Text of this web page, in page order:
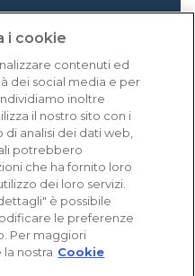
i cookie
contenuti ed
dei social media e per
inoltre
il nostro sito con i
analisi dei dati web,
potrebbero
che ha fornito loro
dei loro servizi.
è possibile
le preferenze
Per maggiori
nostra Cookie